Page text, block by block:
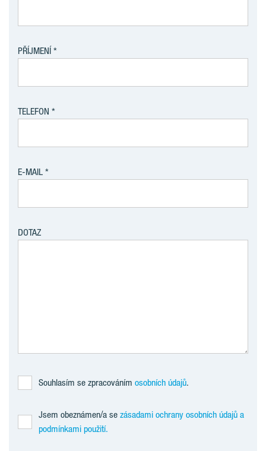
PŘÍJMENÍ
TELEFON
E-MAIL
DOTAZ
Souhlasím se zpracováním osobních údajů.
Jsem obeznámen/a se zásadami ochrany osobních údajů a
podmínkami použití.